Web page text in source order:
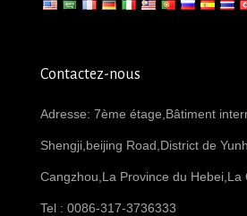
Contactez-nous
Adresse: 7ème étage,Bâtiment
Shengji,beijing Road,District de
Cangzhou,La Province du Hebei,La
Tel : 0086-317-3736333